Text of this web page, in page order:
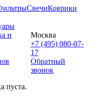
СвечиКоврики
и
пуста.
Москва
+7 (495) 080-07-
17
Обратный
звонок